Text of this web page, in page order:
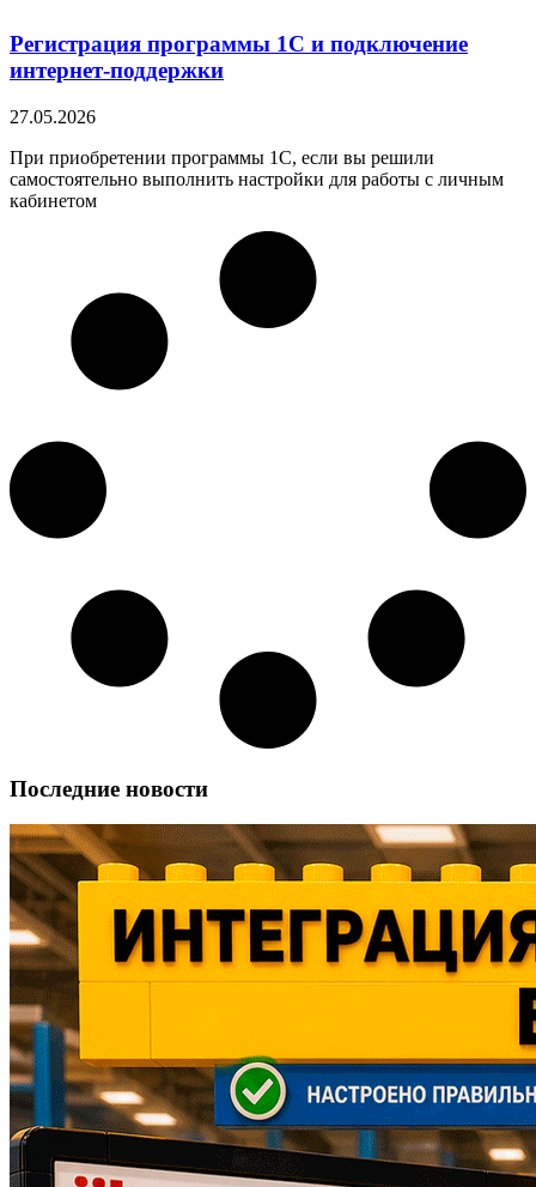
Регистрация программы 1С и подключение
интернет-поддержки
27.05.2026
При приобретении программы 1С, если вы решили
самостоятельно выполнить настройки для работы с личным
кабинетом
Последние новости